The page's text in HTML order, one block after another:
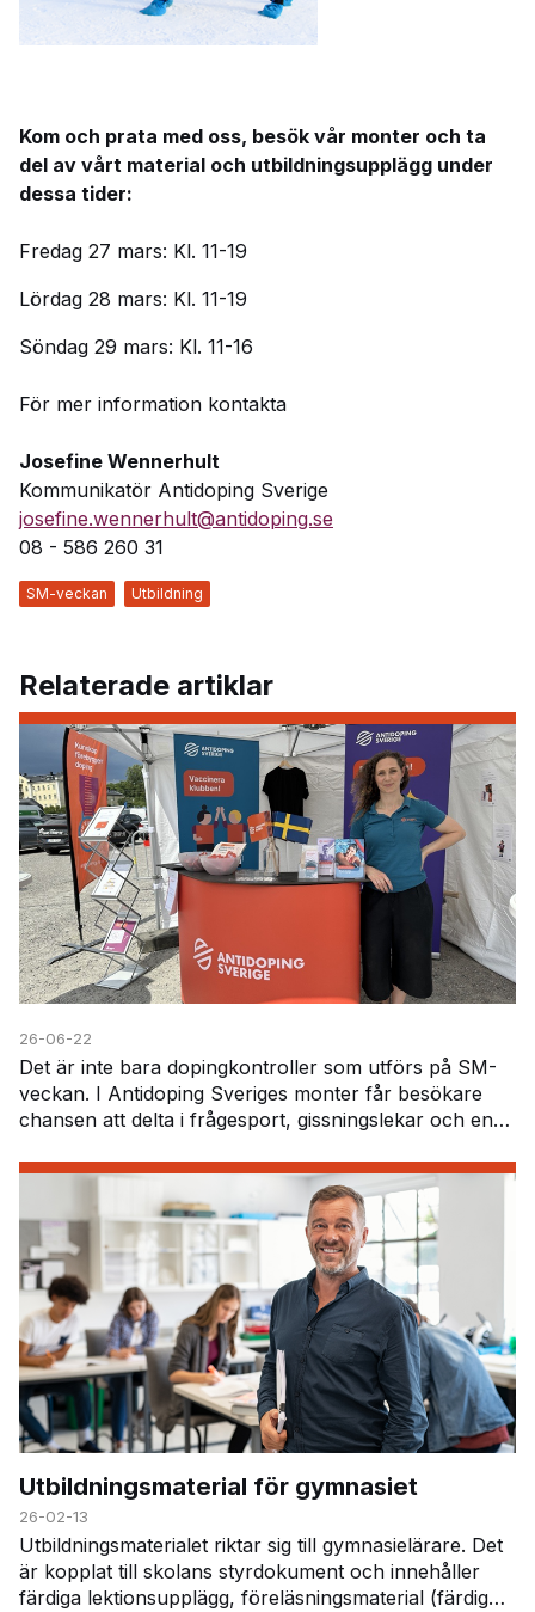
Kom och prata med oss, besök vår monter och ta
del av vårt material och utbildningsupplägg under
dessa tider:
Fredag 27 mars: Kl. 11-19
Lördag 28 mars: Kl. 11-19
Söndag 29 mars: Kl. 11-16
För mer information kontakta
Josefine Wennerhult
Kommunikatör Antidoping Sverige
josefine.wennerhult@antidoping.se
08 - 586 260 31
SM-veckan Utbildning
Relaterade artiklar
26-06-22
Det är inte bara dopingkontroller som utförs på SM-
veckan. I Antidoping Sveriges monter får besökare
chansen att delta i frågesport, gissningslekar och en
Utbildningsmaterial för gymnasiet
26-02-13
Utbildningsmaterialet riktar sig till gymnasielärare. Det
är kopplat till skolans styrdokument och innehåller
färdiga lektionsupplägg, föreläsningsmaterial (färdig